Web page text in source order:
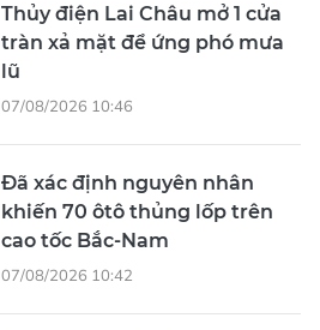
Thủy điện Lai Châu mở 1 cửa
tràn xả mặt để ứng phó mưa
lũ
07/08/2026 10:46
Đã xác định nguyên nhân
khiến 70 ôtô thủng lốp trên
cao tốc Bắc-Nam
07/08/2026 10:42